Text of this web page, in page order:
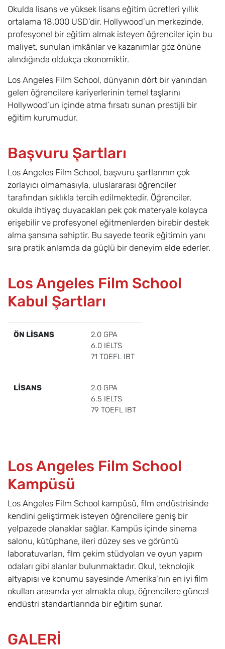
Okulda lisans ve yüksek lisans eğitim ücretleri yıllık
ortalama 18.000 USD’dir. Hollywood’un merkezinde,
profesyonel bir eğitim almak isteyen öğrenciler için bu
maliyet, sunulan imkânlar ve kazanımlar göz önüne
alındığında oldukça ekonomiktir.
Los Angeles Film School, dünyanın dört bir yanından
gelen öğrencilere kariyerlerinin temel taşlarını
Hollywood’un içinde atma fırsatı sunan prestijli bir
eğitim kurumudur.
Başvuru Şartları
Los Angeles Film School, başvuru şartlarının çok
zorlayıcı olmamasıyla, uluslararası öğrenciler
tarafından sıklıkla tercih edilmektedir. Öğrenciler,
okulda ihtiyaç duyacakları pek çok materyale kolayca
erişebilir ve profesyonel eğitmenlerden birebir destek
alma şansına sahiptir. Bu sayede teorik eğitimin yanı
sıra pratik anlamda da güçlü bir deneyim elde ederler.
Los Angeles Film School
Kabul Şartları
ÖN LİSANS
2.0 GPA
6.0 IELTS
71 TOEFL IBT
LİSANS
2.0 GPA
6.5 IELTS
79 TOEFL IBT
Los Angeles Film School
Kampüsü
Los Angeles Film School kampüsü, film endüstrisinde
kendini geliştirmek isteyen öğrencilere geniş bir
yelpazede olanaklar sağlar. Kampüs içinde sinema
salonu, kütüphane, ileri düzey ses ve görüntü
laboratuvarları, film çekim stüdyoları ve oyun yapım
odaları gibi alanlar bulunmaktadır. Okul, teknolojik
altyapısı ve konumu sayesinde Amerika’nın en iyi film
okulları arasında yer almakta olup, öğrencilere güncel
endüstri standartlarında bir eğitim sunar.
GALERİ